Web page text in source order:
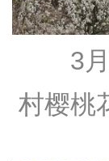
3
村樱桃